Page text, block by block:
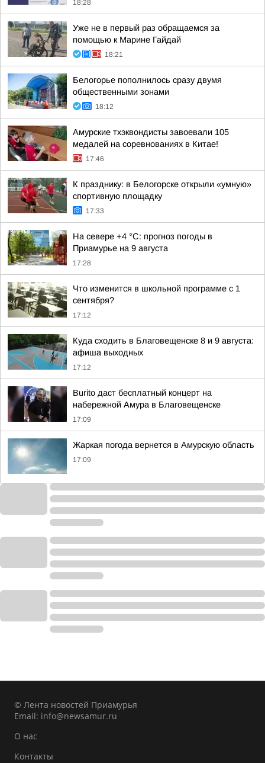
18:28
Уже не в первый раз обращаемся за
помощью к Марине Гайдай
18:21
Белогорье пополнилось сразу двумя
общественными зонами
18:12
Амурские тхэквондисты завоевали 105
медалей на соревнованиях в Китае!
17:46
К празднику: в Белогорске открыли «умную»
спортивную площадку
17:33
На севере +4 °С: прогноз погоды в
Приамурье на 9 августа
17:28
Что изменится в школьной программе с 1
сентября?
17:12
Куда сходить в Благовещенске 8 и 9 августа:
афиша выходных
17:12
Burito даст бесплатный концерт на
набережной Амура в Благовещенске
17:09
Жаркая погода вернется в Амурскую область
17:09
© Лента новостей Приамурья
Email: info@newsamur.ru
О нас
Контакты